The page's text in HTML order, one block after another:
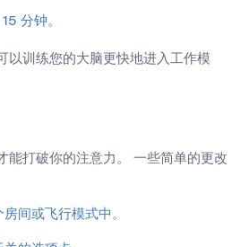
分钟。
以训练您的大脑更快地进入工作模
能打破你的注意力。 一些简单的更改
间或飞行模式中。